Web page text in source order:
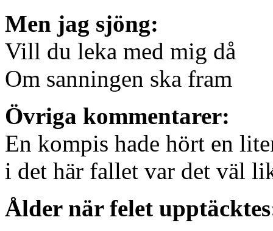
Men jag sjöng:
Vill du leka med mig då
Om sanningen ska fram
Övriga kommentarer:
En kompis hade hört en
i det här fallet var det väl
Ålder när felet